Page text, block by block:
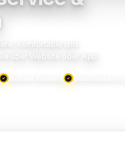
komfortable und
über Website oder App!
Sichere Zahlung Qualitätsservice